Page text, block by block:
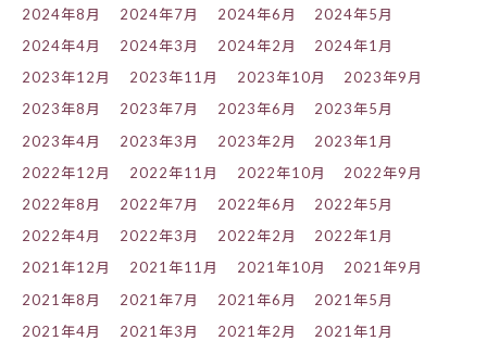
2024年8月 2024年7月 2024年6月
2024年5月
2024年4月
2024年3月 2024年2月
2024年1月
2023年12月
2023年11月 2023年10月
2023年9月
2023年8月
2023年7月 2023年6月
2023年5月
2023年4月
2023年3月 2023年2月
2023年1月
2022年12月
2022年11月 2022年10月
2022年9月
2022年8月
2022年7月 2022年6月
2022年5月
2022年4月
2022年3月 2022年2月
2022年1月
2021年12月
2021年11月 2021年10月
2021年9月
2021年8月
2021年7月 2021年6月
2021年5月
2021年4月
2021年3月 2021年2月
2021年1月